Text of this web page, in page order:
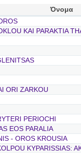
Όνομα
KAI PARAKTIA
ORI ZARKOU
PERIOCHI
EOS PARALIA
- OROS KROUSIA
KYPARISSIAS: